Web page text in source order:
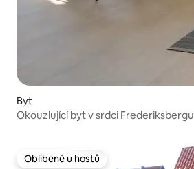
Byt
Okouzlující byt v srdci Frederiksbergu
Oblíbené u hostů
Oblíbené u hostů